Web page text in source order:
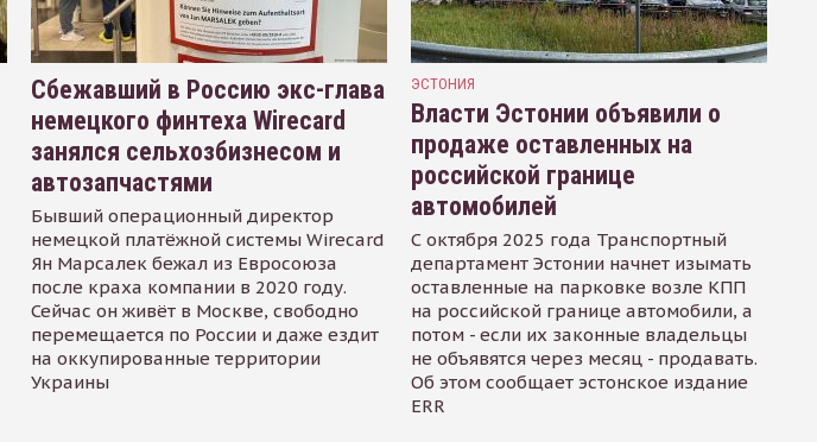
Сбежавший в Россию экс-глава
немецкого финтеха Wirecard
занялся сельхозбизнесом и
автозапчастями
Бывший операционный директор
немецкой платёжной системы Wirecard
Ян Марсалек бежал из Евросоюза
после краха компании в 2020 году.
Сейчас он живёт в Москве, свободно
перемещается по России и даже ездит
на оккупированные территории
Украины
ЭСТОНИЯ
Власти Эстонии объявили о
продаже оставленных на
российской границе
автомобилей
С октября 2025 года Транспортный
департамент Эстонии начнет изымать
оставленные на парковке возле КПП
на российской границе автомобили, а
потом - если их законные владельцы
не объявятся через месяц - продавать.
Об этом сообщает эстонское издание
ERR